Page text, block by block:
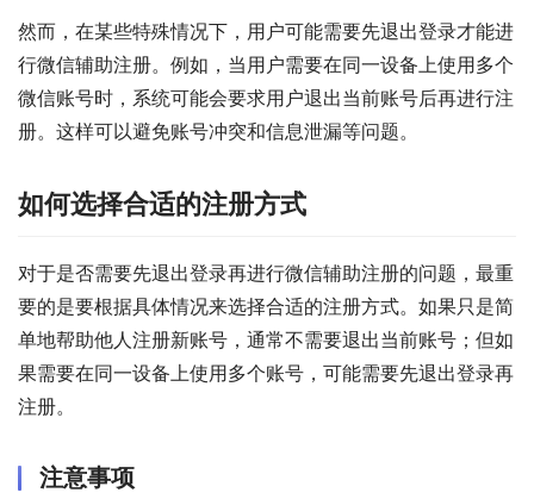
然而，在某些特殊情况下，用户可能需要先退出登录才能进
行微信辅助注册。例如，当用户需要在同一设备上使用多个
微信账号时，系统可能会要求用户退出当前账号后再进行注
册。这样可以避免账号冲突和信息泄漏等问题。
如何选择合适的注册方式
对于是否需要先退出登录再进行微信辅助注册的问题，最重
要的是要根据具体情况来选择合适的注册方式。如果只是简
单地帮助他人注册新账号，通常不需要退出当前账号；但如
果需要在同一设备上使用多个账号，可能需要先退出登录再
注册。
注意事项